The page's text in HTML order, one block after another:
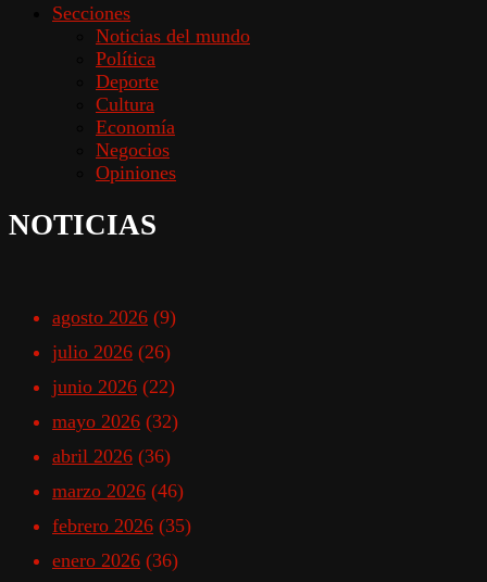
Secciones
Noticias del mundo
Política
Deporte
Cultura
Economía
Negocios
Opiniones
NOTICIAS
agosto 2026 (9)
julio 2026 (26)
junio 2026 (22)
mayo 2026 (32)
abril 2026 (36)
marzo 2026 (46)
febrero 2026 (35)
enero 2026 (36)